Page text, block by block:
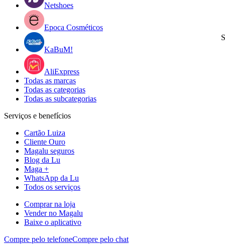
Netshoes
Epoca Cosméticos
KaBuM!
AliExpress
Todas as marcas
Todas as categorias
Todas as subcategorias
Serviços e benefícios
Cartão Luiza
Cliente Ouro
Magalu seguros
Blog da Lu
Maga +
WhatsApp da Lu
Todos os serviços
Comprar na loja
Vender no Magalu
Baixe o aplicativo
Compre pelo telefoneCompre pelo chat